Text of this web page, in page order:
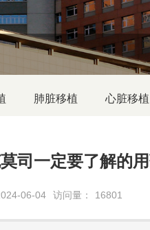
肺脏移植 心脏移植
司一定要了解的
06-04 访问量： 16801